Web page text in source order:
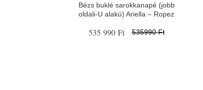
Bézs buklé sarokkanapé (jobb
oldali-U alakú) Ariella – Ropez
535 990 Ft 535990 Ft